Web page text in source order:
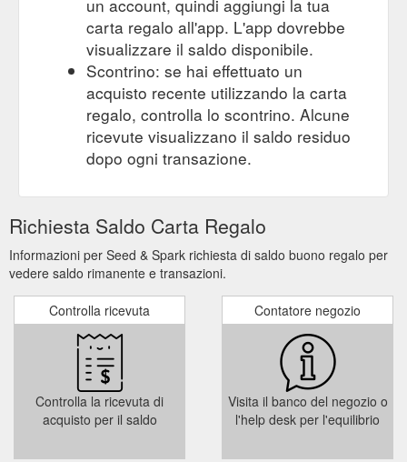
un account, quindi aggiungi la tua
carta regalo all'app. L'app dovrebbe
visualizzare il saldo disponibile.
Scontrino: se hai effettuato un
acquisto recente utilizzando la carta
regalo, controlla lo scontrino. Alcune
ricevute visualizzano il saldo residuo
dopo ogni transazione.
Richiesta Saldo Carta Regalo
Informazioni per Seed & Spark richiesta di saldo buono regalo per
vedere saldo rimanente e transazioni.
Controlla ricevuta
Controlla la ricevuta di
acquisto per il saldo
Contatore negozio
Visita il banco del negozio o
l'help desk per l'equilibrio